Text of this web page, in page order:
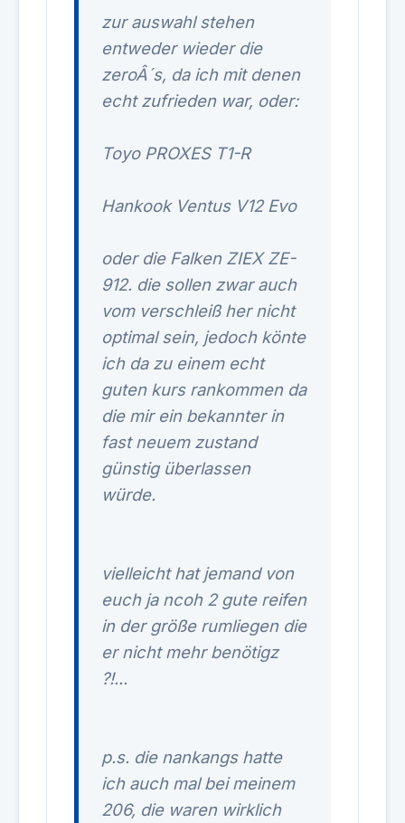
zur auswahl stehen
entweder wieder die
zeroÂ´s, da ich mit denen
echt zufrieden war, oder:
Toyo PROXES T1-R
Hankook Ventus V12 Evo
oder die Falken ZIEX ZE-
912. die sollen zwar auch
vom verschleiß her nicht
optimal sein, jedoch könte
ich da zu einem echt
guten kurs rankommen da
die mir ein bekannter in
fast neuem zustand
günstig überlassen
würde.
vielleicht hat jemand von
euch ja ncoh 2 gute reifen
in der größe rumliegen die
er nicht mehr benötigz
?!...
p.s. die nankangs hatte
ich auch mal bei meinem
206, die waren wirklich